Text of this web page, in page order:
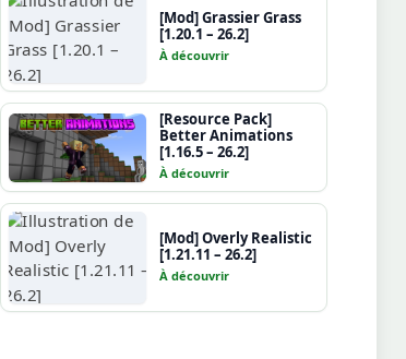
[Mod] Grassier Grass
[1.20.1 – 26.2]
À découvrir
[Resource Pack]
Better Animations
[1.16.5 – 26.2]
À découvrir
[Mod] Overly Realistic
[1.21.11 – 26.2]
À découvrir